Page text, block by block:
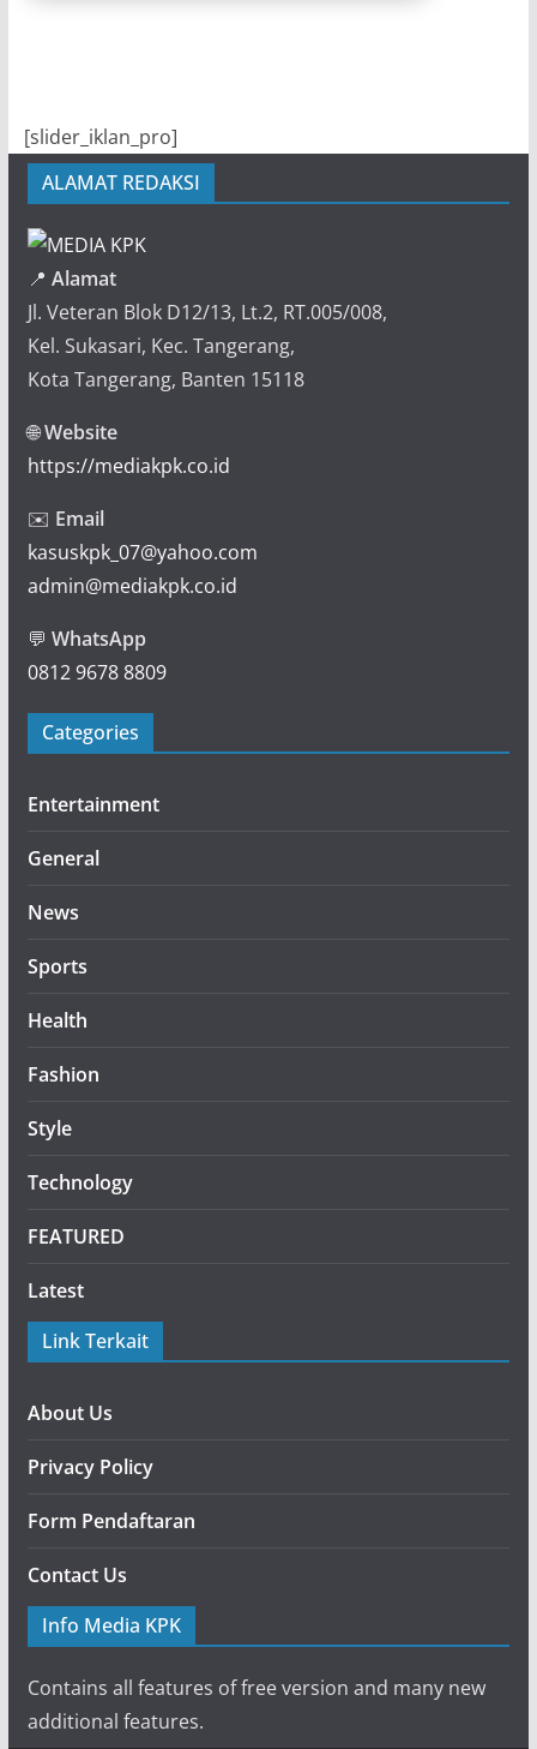
[slider_iklan_pro]
ALAMAT REDAKSI
📍 Alamat
Jl. Veteran Blok D12/13, Lt.2, RT.005/008,
Kel. Sukasari, Kec. Tangerang,
Kota Tangerang, Banten 15118
🌐Website
https://mediakpk.co.id
✉️ Email
kasuskpk_07@yahoo.com
admin@mediakpk.co.id
💬 WhatsApp
0812 9678 8809
Categories
Entertainment
General
News
Sports
Health
Fashion
Style
Technology
FEATURED
Latest
Link Terkait
About Us
Privacy Policy
Form Pendaftaran
Contact Us
Info Media KPK
Contains all features of free version and many new
additional features.